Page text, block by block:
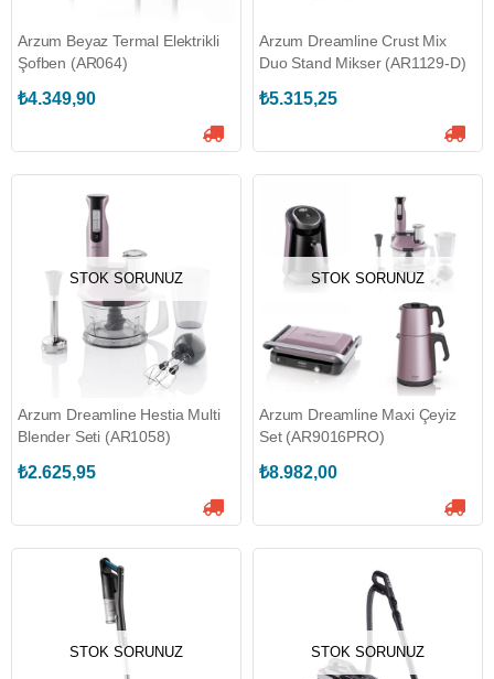
Arzum Beyaz Termal Elektrikli
Şofben (AR064)
₺4.349,90
Arzum Dreamline Crust Mix
Duo Stand Mikser (AR1129-D)
₺5.315,25
STOK SORUNUZ
Arzum Dreamline Hestia Multi
Blender Seti (AR1058)
₺2.625,95
STOK SORUNUZ
Arzum Dreamline Maxi Çeyiz
Set (AR9016PRO)
₺8.982,00
STOK SORUNUZ STOK SORUNUZ